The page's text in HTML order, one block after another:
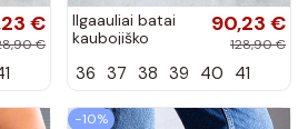
€
€
Ilgaauliai batai
kaubojiško
natūralios
su kulniukais...
90,23 €
128,90 €
36 37 38 39 40 41
−10%